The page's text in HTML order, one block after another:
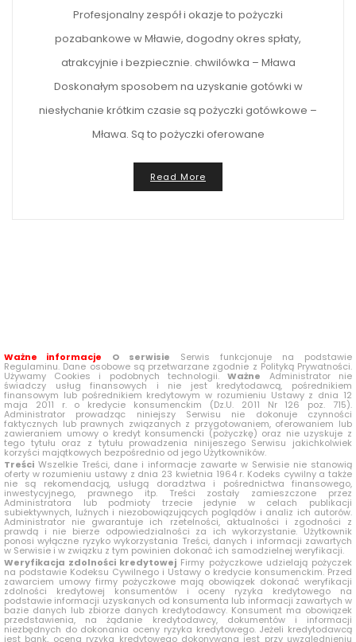
Profesjonalny zespół i okazje to pożyczki
pozabankowe w Mławie, dogodny okres spłaty,
atrakcyjnie i bezpiecznie. chwilówka – Mława
Doskonałym sposobem na uzyskanie gotówki w
niesłychanie krótkim czasie są pożyczki gotówkowe –
Mława. Są to pożyczki oferowane
Read More
Ważne informacje O serwisie Serwis funkcjonuje na podstawie
Regulaminu. Dane osobowe są przetwarzane zgodnie z Polityką Prywatności.
Używamy Cookies i podobnych technologii. Ważne Administrator nie
świadczy usług finansowych i nie jest kredytodawcą, pośrednikiem
finansowym lub pośrednikiem kredytowym w rozumieniu Ustawy z dnia 12
maja 2011 r. o kredycie konsumenckim (Dz.U. 2011 Nr 126 poz. 715).
Administrator prowadząc niniejszy Serwisu nie dokonuje czynności
faktycznych lub prawnych związanych z przygotowaniem, oferowaniem lub
zawieraniem umowy o kredyt konsumencki (pożyczkę) oraz nie uzyskuje z
tego tytułu oraz z tytułu prowadzenia ninijeszego Serwisu jakichkolwiek
korzyści majątkowych bezpośrednio od jego Użytkowników.
Treści Wszelkie Treści, dane i informacje zawarte w Serwisie nie stanowią
oferty w rozumieniu ustawy z dnia 23 kwietnia 1964 r. Kodeks cywilny a także
nie są rekomendacją, usługą doradztwa i pośrednictwa finansowego,
inwestycyjnego, prawnego itp. Treści zostały zamieszczone przez
Administratora lub podmioty trzecie jedynie w celach publikacji
subiektywnych, luźnych i niezobowiązujących poglądów i analiz ich autorów.
Administrator nie gwarantuje ich rzetelności, aktualności i zgodności z
prawdą i nie bierze odpowiedzialności za ich wykorzystanie. Użytkownik
ponosi wyłączne ryzyko wykorzystania Treści, danych i informacji zawartych
w Serwisie i w związku z tym powinien dokonać ich samodzielnej weryfikacji.
Weryfikacja zdolności kredytowej Firmy pożyczkowe udzielają pożyczek
na podstawie Kodeksu Cywilnego i Ustawy o kredycie konsumenckim. Przed
zawarciem umowy firmy pożyczkowe mają obowiązek dokonać weryfikacji
zdolności kredytowej konsumentów i oceny ryzyka kredytowego na
podstawie informacji uzyskanych od konsumenta lub informacji zawartych w
bazie danych lub zbiorze danych kredytodawcy. Konsument ma obowiązek
przedstawienia, na żądanie kredytodawcy, dokumentów i informacji
niezbędnych do dokonania oceny ryzyka kredytowego. Jeżeli kredytodawcą
jest bank, ocena ryzyka kredytowego dokonywana jest przy uwzględnieniu